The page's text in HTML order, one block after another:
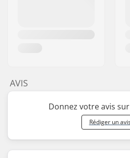
AVIS
Donnez votre avis
Rédiger un